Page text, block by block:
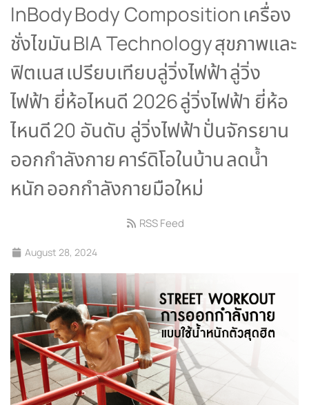
August 28, 2024
InBodyBody Compositionเครื่อง
ชั่งไขมันBIA Technologyสุขภาพและ
ฟิตเนสเปรียบเทียบลู่วิ่งไฟฟ้าลู่วิ่ง
ไฟฟ้า ยี่ห้อไหนดี 2026ลู่วิ่งไฟฟ้า ยี่ห้อ
ไหนดี20 อันดับ ลู่วิ่งไฟฟ้าปั่นจักรยาน
ออกกำลังกายคาร์ดิโอในบ้านลดน้ำ
หนักออกกำลังกายมือใหม่
RSS Feed